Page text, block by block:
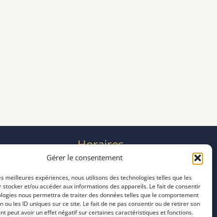
Gérer le consentement
meilleures expériences, nous utilisons des technologies telles que les
stocker et/ou accéder aux informations des appareils. Le fait de consentir
nous permettra de traiter des données telles que le comportement
ou les ID uniques sur ce site. Le fait de ne pas consentir ou de retirer son
peut avoir un effet négatif sur certaines caractéristiques et fonctions.
Horaires
mardi 11:00–23:00
jeudi 11:00–23:00
vendredi 11:00–23:00
samedi 11:00–20:00